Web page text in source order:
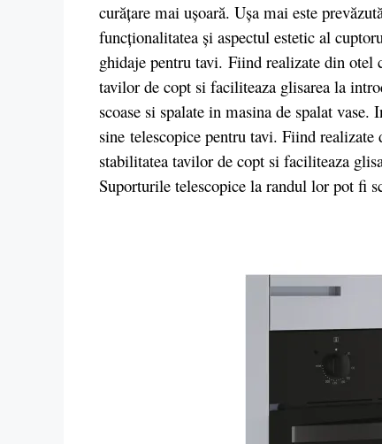
curăţare mai uşoară. Uşa mai este
funcţionalitatea şi aspectul estetic al
ghidaje pentru tavi. Fiind realizate din otel
tavilor de copt si faciliteaza glisarea la
scoase si spalate in masina de spalat vase.
sine telescopice pentru tavi. Fiind
stabilitatea tavilor de copt si faciliteaza
Suporturile telescopice la randul lor pot fi